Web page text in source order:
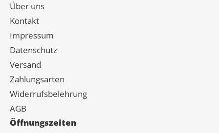
Über uns
Kontakt
Impressum
Datenschutz
Versand
Zahlungsarten
Widerrufsbelehrung
AGB
Öffnungszeiten